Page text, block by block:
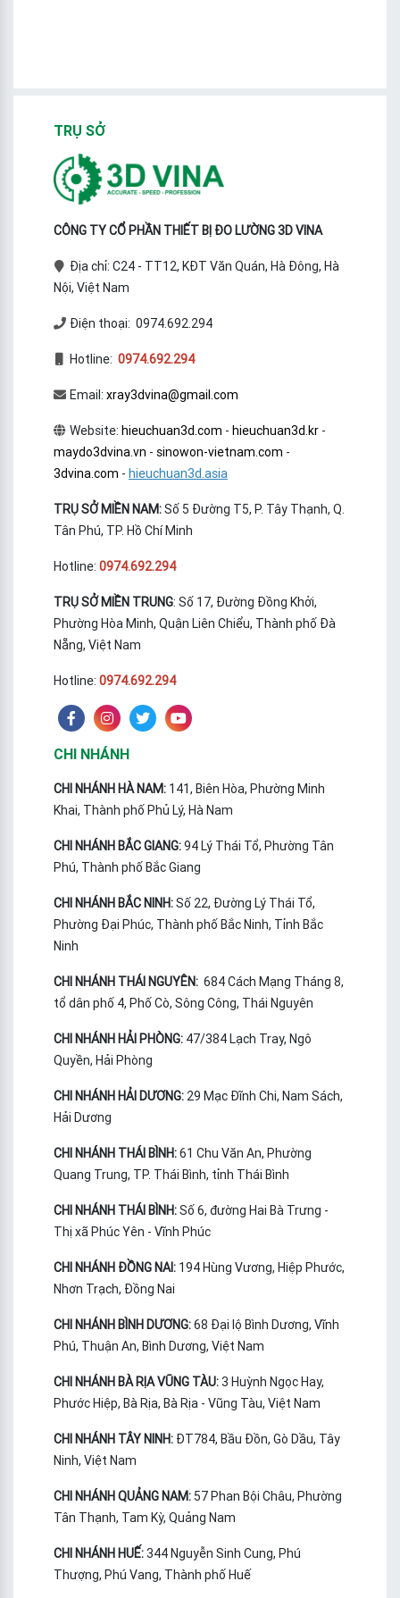
TRỤ SỞ
CÔNG TY CỔ PHẦN THIẾT BỊ ĐO LƯỜNG 3D VINA
Địa chỉ: C24 - TT12, KĐT Văn Quán, Hà Đông, Hà
Nội, Việt Nam
Điện thoại: 0974.692.294
Hotline: 0974.692.294
Email: xray3dvina@gmail.com
Website: hieuchuan3d.com - hieuchuan3d.kr-
maydo3dvina.vn - sinowon-vietnam.com -
3dvina.com - hieuchuan3d.asia
TRỤ SỞ MIỀN NAM:Số 5 Đường T5, P. Tây Thạnh, Q.
Tân Phú, TP. Hồ Chí Minh
Hotline: 0974.692.294
TRỤ SỞ MIỀN TRUNG: Số 17, Đường Đồng Khởi,
Phường Hòa Minh, Quận Liên Chiểu, Thành phố Đà
Nẵng, Việt Nam
Hotline: 0974.692.294
CHI NHÁNH
CHI NHÁNH HÀ NAM: 141, Biên Hòa, Phường Minh
Khai, Thành phố Phủ Lý, Hà Nam
CHI NHÁNH BẮC GIANG:94 Lý Thái Tổ, Phường Tân
Phú, Thành phố Bắc Giang
CHI NHÁNH BẮC NINH:Số 22, Đường Lý Thái Tổ,
Phường Đại Phúc, Thành phố Bắc Ninh, Tỉnh Bắc
Ninh
CHI NHÁNH THÁI NGUYÊN: 684 Cách Mạng Tháng 8,
tổ dân phố 4, Phố Cò, Sông Công, Thái Nguyên
CHI NHÁNH HẢI PHÒNG: 47/384 Lạch Tray, Ngô
Quyền, Hải Phòng
CHI NHÁNH HẢI DƯƠNG: 29 Mạc Đĩnh Chi, Nam Sách,
Hải Dương
CHI NHÁNH THÁI BÌNH:61 Chu Văn An, Phường
Quang Trung, TP. Thái Bình, tỉnh Thái Bình
CHI NHÁNH THÁI BÌNH:Số 6, đường Hai Bà Trưng -
Thị xã Phúc Yên - Vĩnh Phúc
CHI NHÁNH ĐỒNG NAI: 194 Hùng Vương, Hiệp Phước,
Nhơn Trạch, Đồng Nai
CHI NHÁNH BÌNH DƯƠNG:68 Đại lộ Bình Dương, Vĩnh
Phú, Thuận An, Bình Dương, Việt Nam
CHI NHÁNH BÀ RỊA VŨNG TÀU:3 Huỳnh Ngọc Hay,
Phước Hiệp, Bà Rịa, Bà Rịa - Vũng Tàu, Việt Nam
CHI NHÁNH TÂY NINH: ĐT784, Bầu Đồn, Gò Dầu, Tây
Ninh, Việt Nam
CHI NHÁNH QUẢNG NAM: 57 Phan Bội Châu, Phường
Tân Thạnh, Tam Kỳ, Quảng Nam
CHI NHÁNH HUẾ:344 Nguyễn Sinh Cung, Phú
Thượng, Phú Vang, Thành phố Huế